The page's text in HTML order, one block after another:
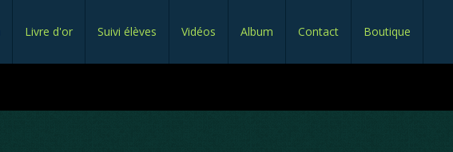
Livre d'or Suivi élèves Vidéos Album Contact Boutique